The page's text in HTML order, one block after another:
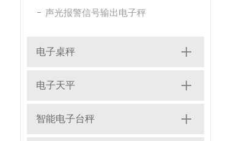
声光报警信号输出电子秤
电子桌秤
电子天平
智能电子台秤